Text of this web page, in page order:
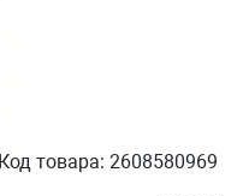
Код товара: 2608580969